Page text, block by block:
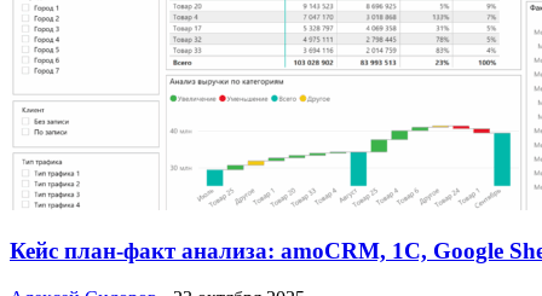
Кейс план-факт анализа: amoCRM, 1C, Google